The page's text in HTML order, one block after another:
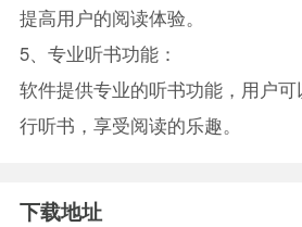
提高用户的阅读体验。
5、专业听书功能：
软件提供专业的听书功能，用户
行听书，享受阅读的乐趣。
下载地址